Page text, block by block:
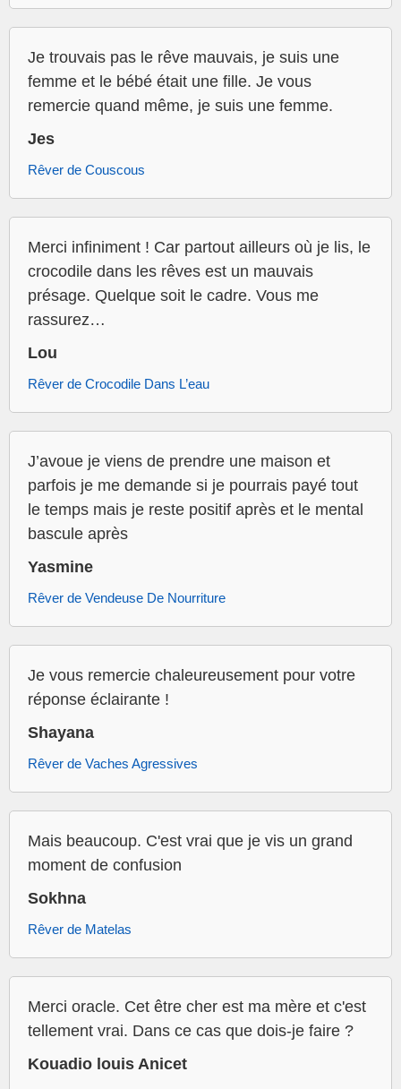
Je trouvais pas le rêve mauvais, je suis une
femme et le bébé était une fille. Je vous
remercie quand même, je suis une femme.
Jes
Rêver de Couscous
Merci infiniment ! Car partout ailleurs où je lis, le
crocodile dans les rêves est un mauvais
présage. Quelque soit le cadre. Vous me
rassurez…
Lou
Rêver de Crocodile Dans L’eau
J’avoue je viens de prendre une maison et
parfois je me demande si je pourrais payé tout
le temps mais je reste positif après et le mental
bascule après
Yasmine
Rêver de Vendeuse De Nourriture
Je vous remercie chaleureusement pour votre
réponse éclairante !
Shayana
Rêver de Vaches Agressives
Mais beaucoup. C'est vrai que je vis un grand
moment de confusion
Sokhna
Rêver de Matelas
Merci oracle. Cet être cher est ma mère et c'est
tellement vrai. Dans ce cas que dois-je faire ?
Kouadio louis Anicet